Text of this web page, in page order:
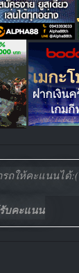
ถให้คะแนนได้:(
บคะแนน